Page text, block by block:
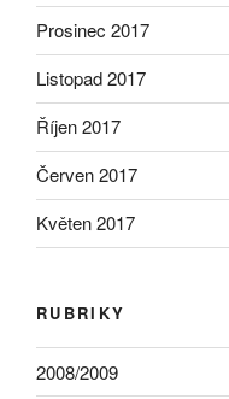
Prosinec 2017
Listopad 2017
Říjen 2017
Červen 2017
Květen 2017
RUBRIKY
2008/2009